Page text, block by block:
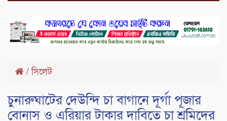
/সিলেট
চুনারুঘাটের দেউন্দি চা বাগানে দূর্গা পূজার
বোনাস ও এরিয়ার টাকার দাবিতে চা শ্রমিদের